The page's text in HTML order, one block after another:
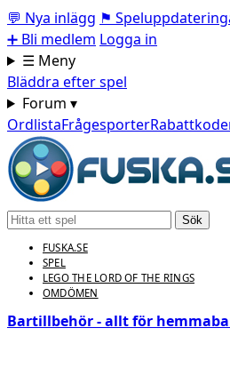
💬 Nya inlägg ⚑
➕ Bli medlem Logga in
☰ Meny
Bläddra efter spel
Forum ▾
OrdlistaFrågesporter
Sök
FUSKA.SE
SPEL
LEGO THE LORD OF THE RINGS
OMDÖMEN
Bartillbehör - allt för